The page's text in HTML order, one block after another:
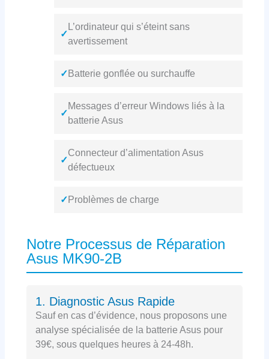
✓
L’ordinateur qui s’éteint sans
avertissement
✓ Batterie gonflée ou surchauffe
✓
Messages d’erreur Windows liés à la
batterie Asus
✓
Connecteur d’alimentation Asus
défectueux
✓ Problèmes de charge
Notre Processus de Réparation
Asus MK90-2B
1. Diagnostic Asus Rapide
Sauf en cas d’évidence, nous proposons une
analyse spécialisée de la batterie Asus pour
39€, sous quelques heures à 24-48h.